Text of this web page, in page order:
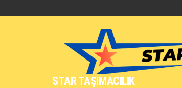
STAR TAŞIMACILIK